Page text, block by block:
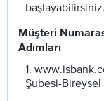
başlayabilirsiniz.
Müşteri
Adımları
1.
Şubesi-Bireysel